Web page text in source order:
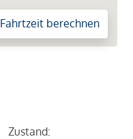
Fahrtzeit berechnen
Zustand: